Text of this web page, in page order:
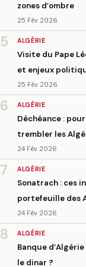
zones d’ombre
25 Fév 2026
5 ALGÉRIE
Visite du Pape
et enjeux
25 Fév 2026
6 ALGÉRIE
Déchéance :
trembler les
24 Fév 2026
7 ALGÉRIE
Sonatrach : ces
portefeuille des
24 Fév 2026
8 ALGÉRIE
Banque
le dinar ?